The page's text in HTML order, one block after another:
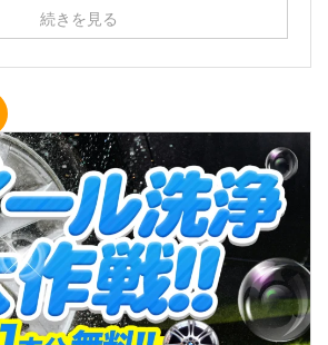
続きを見る